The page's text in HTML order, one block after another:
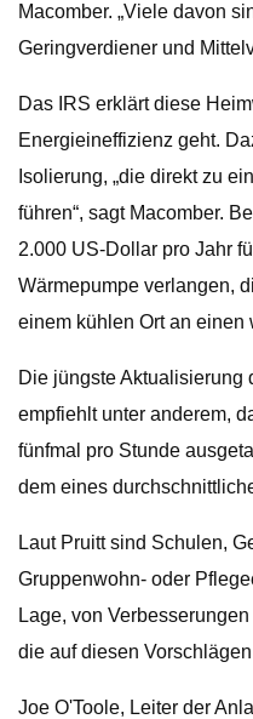
Macomber. „Viele davon
Geringverdiener und
Das IRS erklärt diese
Energieineffizienz geht.
Isolierung, „die direkt zu
führen“, sagt Macomber.
2.000 US-Dollar pro Jahr
Wärmepumpe verlangen,
einem kühlen Ort an einen
Die jüngste Aktualisierung
empfiehlt unter anderem,
fünfmal pro Stunde
dem eines
Laut Pruitt sind Schulen,
Gruppenwohn- oder
Lage, von
die auf diesen
Joe O'Toole, Leiter der